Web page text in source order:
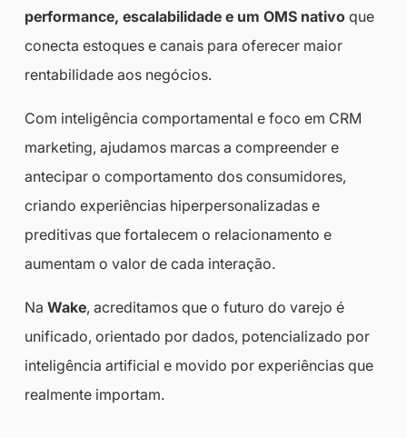
performance, escalabilidade e um OMS nativo que
conecta estoques e canais para oferecer maior
rentabilidade aos negócios.
Com inteligência comportamental e foco em CRM
marketing, ajudamos marcas a compreender e
antecipar o comportamento dos consumidores,
criando experiências hiperpersonalizadas e
preditivas que fortalecem o relacionamento e
aumentam o valor de cada interação.
Na Wake, acreditamos que o futuro do varejo é
unificado, orientado por dados, potencializado por
inteligência artificial e movido por experiências que
realmente importam.